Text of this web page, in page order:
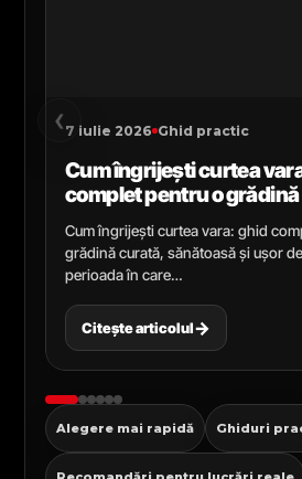
‹ 7 iulie 2026 Ghid practic
Cum îngrijești curtea
complet pentru o
sănătoasă și ușor de
Cum îngrijești curtea vara: ghid
grădină curată, sănătoasă și ușor
perioada în care…
Citește articolul→
Alegere mai rapidă Ghiduri